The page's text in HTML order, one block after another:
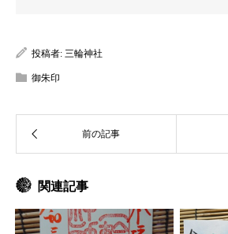
投稿者: 三輪神社
御朱印
関連記事